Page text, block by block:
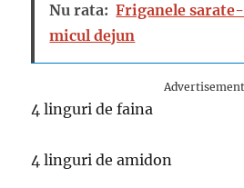
Nu rata: Friganele
micul dejun
Advertisement
4 linguri de faina
4 linguri de amidon